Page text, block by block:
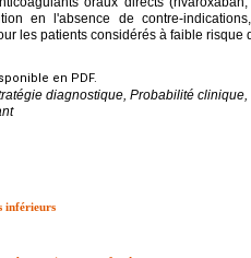
en l'absence de contre-
les patients considérés à faible risque
en PDF.
diagnostique, Probabilité
inférieurs